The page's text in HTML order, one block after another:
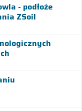
- podłoże
ZSoil